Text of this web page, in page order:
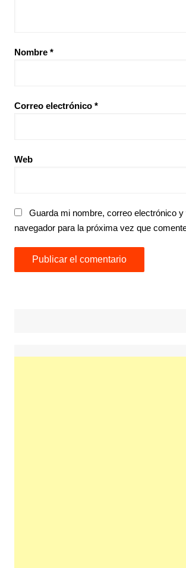
Nombre *
Correo electrónico *
Web
Guarda mi nombre, correo electrónico y
navegador para la próxima vez que